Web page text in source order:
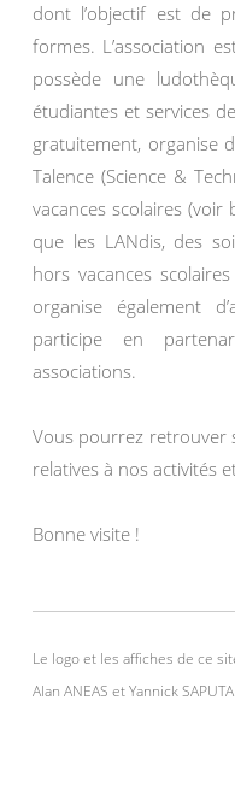
dont l’objectif est de
formes. L’association
possède une
étudiantes et services
gratuitement, organise
Talence (Science &
vacances scolaires (voir
que les LANdis, des
hors vacances
organise également
participe en
associations.
Vous pourrez retrouver
relatives à nos activités
Bonne visite !
Le logo et les affiches de ce
Alan ANEAS et Yannick SAPUTA